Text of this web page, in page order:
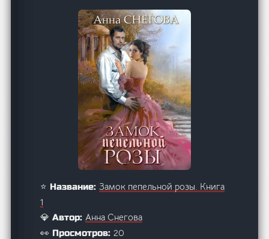
⭐ Название:Замок пепельной розы. Книга
1
💎 Автор: Анна Снегова
👀 Просмотров: 20